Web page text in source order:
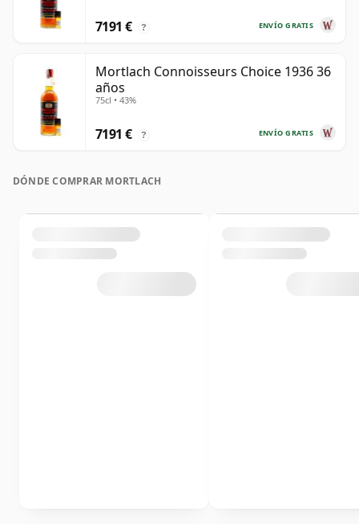
ENVÍO GRATIS
7191 € ?
Mortlach Connoisseurs Choice 1936 36
años
75cl • 43%
ENVÍO GRATIS
7191 € ?
DÓNDE COMPRAR MORTLACH